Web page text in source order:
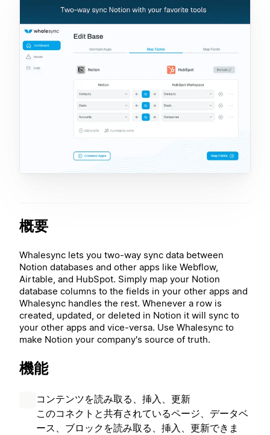
概要
Whalesync lets you two-way sync data between
Notion databases and other apps like Webflow,
Airtable, and HubSpot. Simply map your Notion
database columns to the fields in your other apps and
Whalesync handles the rest. Whenever a row is
created, updated, or deleted in Notion it will sync to
your other apps and vice-versa. Use Whalesync to
make Notion your company's source of truth.
機能
コンテンツを読み取る、挿入、更新
このコネクトと共有されているページ、データベ
ース、ブロックを読み取る、挿入、更新できま